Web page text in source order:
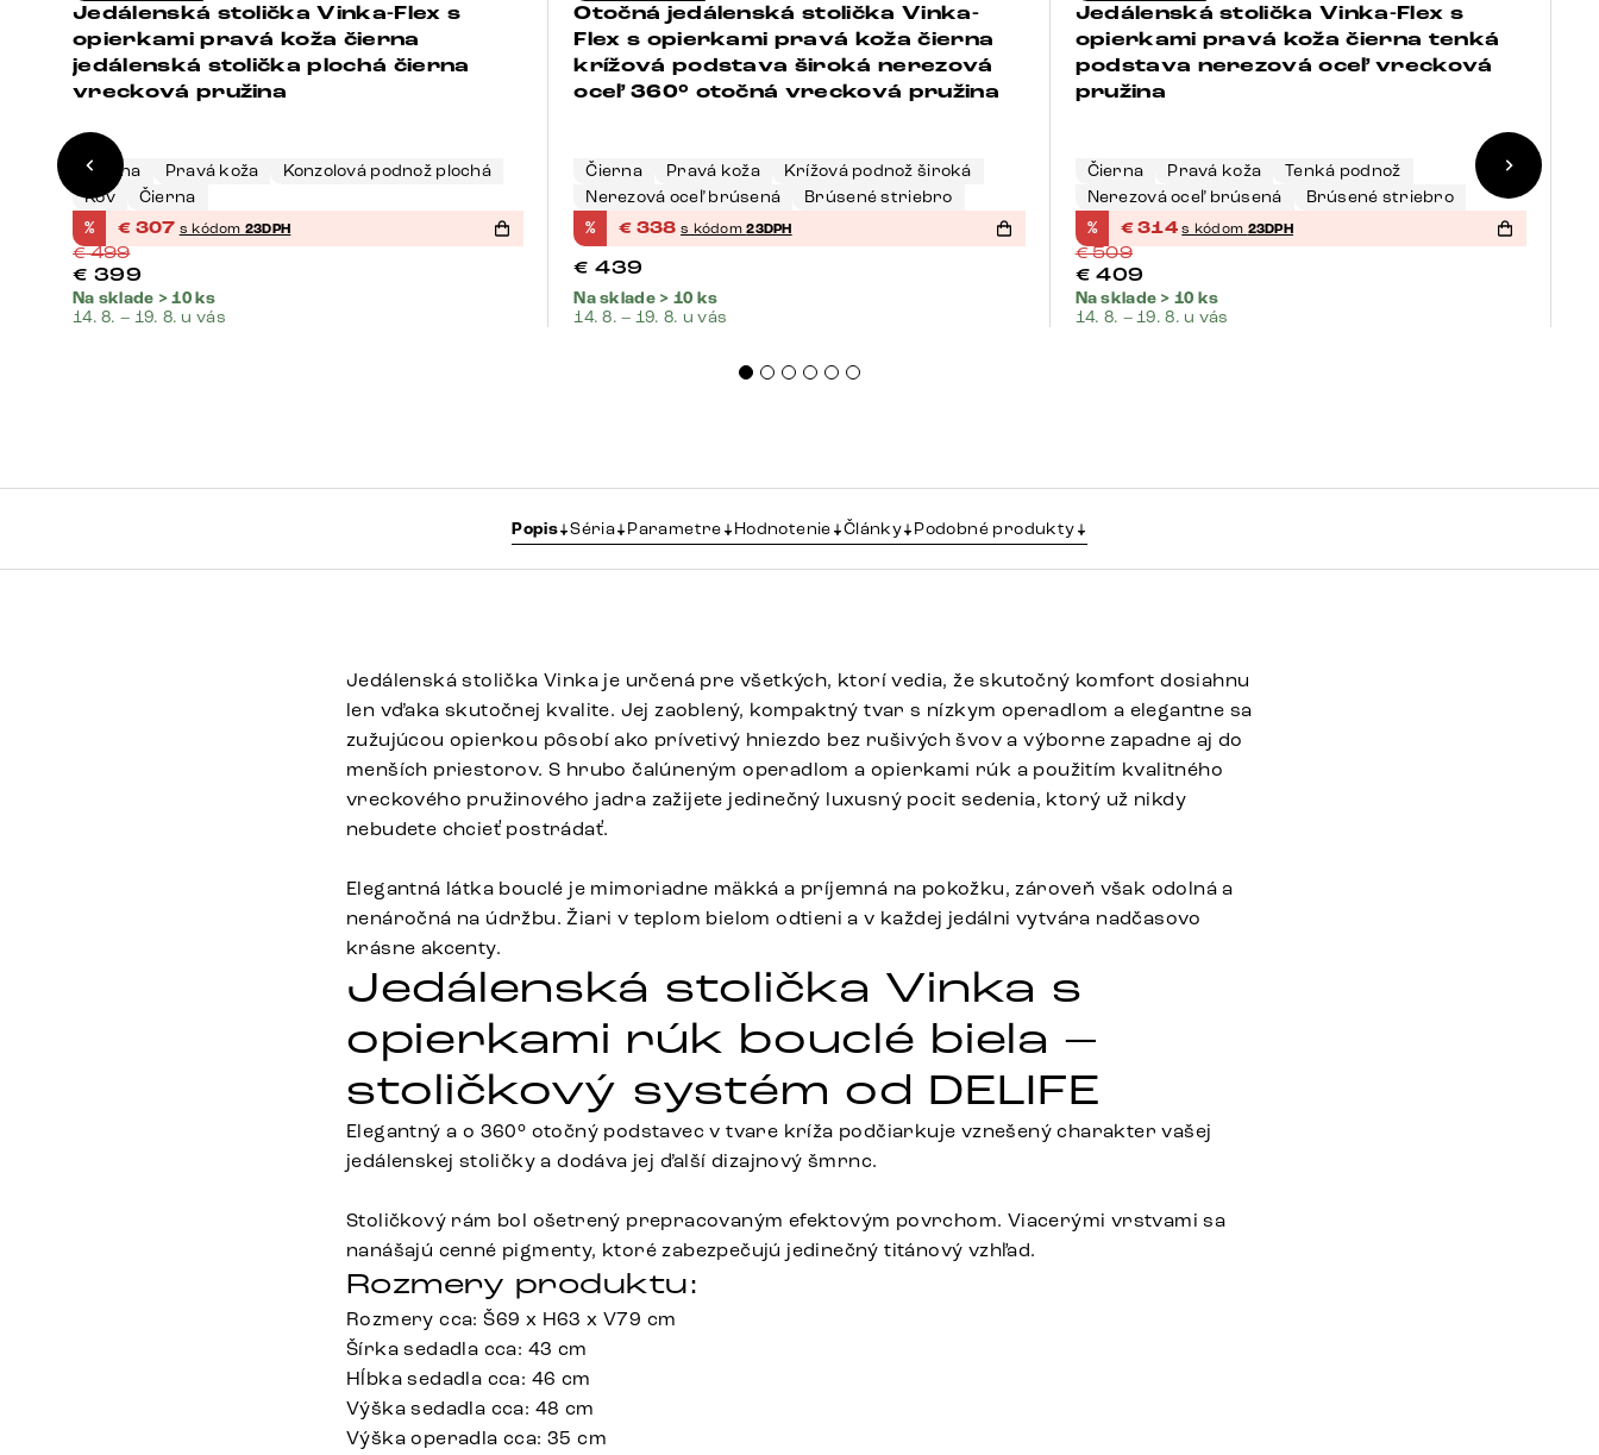
Jedálenská stolička Vinka-Flex s
opierkami pravá koža čierna
jedálenská stolička plochá čierna
vrecková pružina
Čierna Pravá koža
Konzolová podnož plochá
Kov
Čierna
% € 307 s kódom 23DPH
€499
€ 399
Na sklade > 10 ks
14. 8. – 19. 8. u vás
Otočná jedálenská stolička Vinka-
Flex s opierkami pravá koža čierna
krížová podstava široká nerezová
oceľ 360° otočná vrecková pružina
Čierna Pravá koža
Krížová podnož široká
Nerezová oceľ brúsená
Brúsené striebro
% € 338 s kódom23DPH
€ 439
Na sklade > 10 ks
14. 8. – 19. 8. u vás
Jedálenská stolička Vinka-Flex s
opierkami pravá koža čierna tenká
podstava nerezová oceľ vrecková
pružina
Čierna Pravá koža
Tenká podnož
Nerezová oceľ brúsená
Brúsené striebro
% €314 s kódom 23DPH
€509
€ 409
Na sklade > 10 ks
14. 8. – 19. 8. u vás
Popis Séria Parametre Hodnotenie Články Podobné produkty
Jedálenská stolička Vinka je určená pre všetkých, ktorí vedia, že skutočný komfort dosiahnu
len vďaka skutočnej kvalite. Jej zaoblený, kompaktný tvar s nízkym operadlom a elegantne sa
zužujúcou opierkou pôsobí ako prívetivý hniezdo bez rušivých švov a výborne zapadne aj do
menších priestorov. S hrubo čalúneným operadlom a opierkami rúk a použitím kvalitného
vreckového pružinového jadra zažijete jedinečný luxusný pocit sedenia, ktorý už nikdy
nebudete chcieť postrádať.
Elegantná látka bouclé je mimoriadne mäkká a príjemná na pokožku, zároveň však odolná a
nenáročná na údržbu. Žiari v teplom bielom odtieni a v každej jedálni vytvára nadčasovo
krásne akcenty.
Jedálenská stolička Vinka s
opierkami rúk bouclé biela –
stoličkový systém od DELIFE
Elegantný a o 360° otočný podstavec v tvare kríža podčiarkuje vznešený charakter vašej
jedálenskej stoličky a dodáva jej ďalší dizajnový šmrnc.
Stoličkový rám bol ošetrený prepracovaným efektovým povrchom. Viacerými vrstvami sa
nanášajú cenné pigmenty, ktoré zabezpečujú jedinečný titánový vzhľad.
Rozmery produktu:
Rozmery cca: Š69 x H63 x V79 cm
Šírka sedadla cca: 43 cm
Hĺbka sedadla cca: 46 cm
Výška sedadla cca: 48 cm
Výška operadla cca: 35 cm